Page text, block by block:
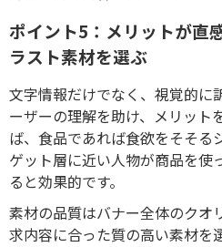
ポイント5：メリットが直
ラスト素材を選ぶ
文字情報だけでなく、視覚的に
ーザーの理解を助け、メリット
ば、食品であれば食欲をそそる
ゲット層に近い人物が商品を使
ると効果的です。
素材の品質はバナー全体のクオ
求内容に合った質の高い素材を